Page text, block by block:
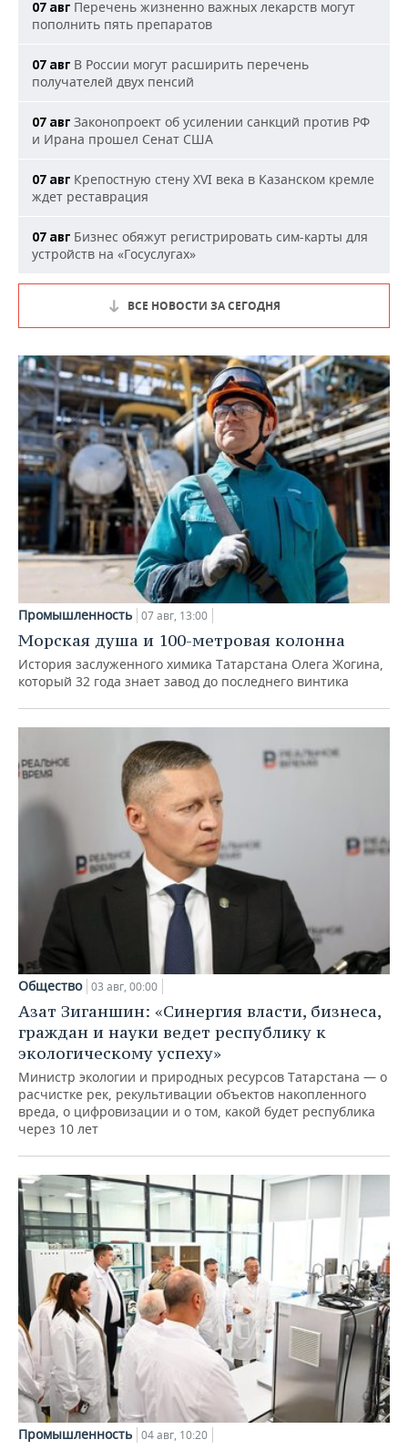
07 авг Перечень жизненно важных лекарств могут
пополнить пять препаратов
07 авг В России могут расширить перечень
получателей двух пенсий
07 авг Законопроект об усилении санкций против РФ
и Ирана прошел Сенат США
07 авг Крепостную стену XVI века в Казанском кремле
ждет реставрация
07 авг Бизнес обяжут регистрировать сим-карты для
устройств на «Госуслугах»
ВСЕ НОВОСТИ ЗА СЕГОДНЯ
Промышленность 07 авг, 13:00
Морская душа и 100-метровая колонна
История заслуженного химика Татарстана Олега Жогина,
который 32 года знает завод до последнего винтика
Общество 03 авг, 00:00
Азат Зиганшин: «Синергия власти, бизнеса,
граждан и науки ведет республику к
экологическому успеху»
Министр экологии и природных ресурсов Татарстана — о
расчистке рек, рекультивации объектов накопленного
вреда, о цифровизации и о том, какой будет республика
через 10 лет
Промышленность 04 авг, 10:20